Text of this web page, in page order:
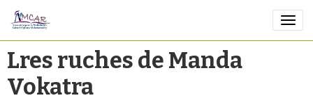
Lres ruches de Manda
Vokatra